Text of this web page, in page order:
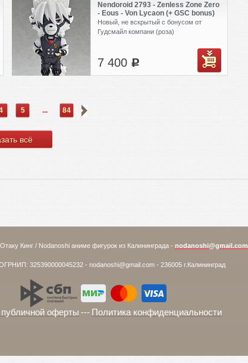
Nendoroid 2793 - Zenless Zone Zero
- Eous - Von Lycaon (+ GSC bonus)
Новый, не вскрытый с бонусом от
Гудсмайл компани (роза)
7 400 c
5 ... 84
всё
Кинг / Nodanoshi аниме фигурок из Калининграда - nodanoshi@gmail.com
325390000045232 - nodanoshi@gmail.com - 236005 г.Калининград
публичной оферты --- Политика конфиденциальности